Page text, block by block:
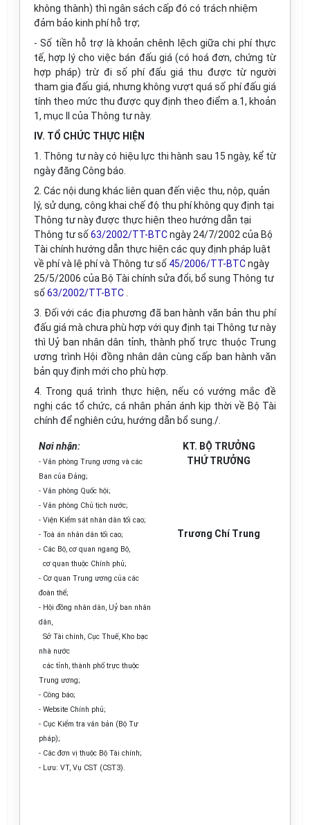
không thành) thì ngân sách cấp đó có trách nhiệm
đảm bảo kinh phí hỗ trợ;
- Số tiền hỗ trợ là khoản chênh lệch giữa chi phí thực
tế, hợp lý cho việc bán đấu giá (có hoá đơn, chứng từ
hợp pháp) trừ đi số phí đấu giá thu được từ người
tham gia đấu giá, nhưng không vượt quá số phí đấu giá
tính theo mức thu được quy định theo điểm a.1, khoản
1, mục II của Thông tư này.
IV. TỔ CHỨC THỰC HIỆN
1. Thông tư này có hiệu lực thi hành sau 15 ngày, kể từ
ngày đăng Công báo.
2. Các nội dung khác liên quan đến việc thu, nộp, quản
lý, sử dụng, công khai chế độ thu phí không quy định tại
Thông tư này được thực hiện theo hướng dẫn tại
Thông tư số 63/2002/TT-BTCngày 24/7/2002 của Bộ
Tài chính hướng dẫn thực hiện các quy định pháp luật
về phí và lệ phí và Thông tư số 45/2006/TT-BTCngày
25/5/2006 của Bộ Tài chính sửa đổi, bổ sung Thông tư
số 63/2002/TT-BTC
3. Đối với các địa phương đã ban hành văn bản thu phí
đấu giá mà chưa phù hợp với quy định tại Thông tư này
thì Uỷ ban nhân dân tỉnh, thành phố trực thuộc Trung
ương trình Hội đồng nhân dân cùng cấp ban hành văn
bản quy định mới cho phù hợp.
4. Trong quá trình thực hiện, nếu có vướng mắc đề
nghị các tổ chức, cá nhân phản ánh kịp thời về Bộ Tài
chính để nghiên cứu, hướng dẫn bổ sung./.
Nơi nhận:
- Văn phòng Trung ương và các
Ban của Đảng;
- Văn phòng Quốc hội;
- Văn phòng Chủ tịch nước;
- Viện Kiểm sát nhân dân tối cao;
- Toà án nhân dân tối cao;
- Các Bộ, cơ quan ngang Bộ,
cơ quan thuộc Chính phủ;
- Cơ quan Trung ương của các
đoàn thể;
- Hội đồng nhân dân, Uỷ ban nhân
dân,
Sở Tài chính, Cục Thuế, Kho bạc
nhà nước
các tỉnh, thành phố trực thuộc
Trung ương;
- Công báo;
- Website Chính phủ;
- Cục Kiểm tra văn bản (Bộ Tư
pháp);
- Các đơn vị thuộc Bộ Tài chính;
- Lưu: VT, Vụ CST (CST3).
KT. BỘ TRƯỞNG
THỨ TRƯỞNG
Trương Chí Trung